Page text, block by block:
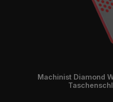
Machinist Diamond